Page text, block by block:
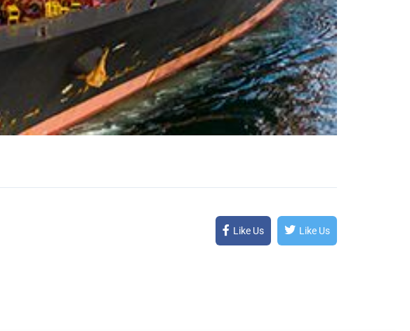
Like Us Like Us